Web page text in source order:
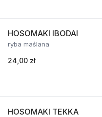
HOSOMAKI IBODAI
ryba maślana
24,00 zł
HOSOMAKI TEKKA